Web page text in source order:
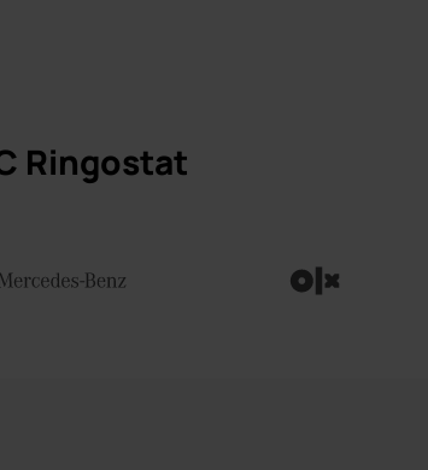
Ringostat